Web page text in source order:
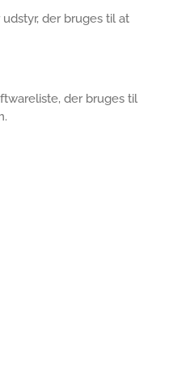
der bruges til at
der bruges til